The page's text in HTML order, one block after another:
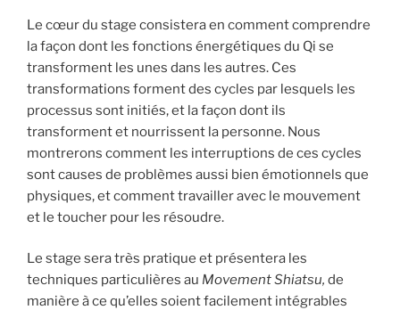
Le cœur du stage consistera en comment comprendre
la façon dont les fonctions énergétiques du Qi se
transforment les unes dans les autres. Ces
transformations forment des cycles par lesquels les
processus sont initiés, et la façon dont ils
transforment et nourrissent la personne. Nous
montrerons comment les interruptions de ces cycles
sont causes de problèmes aussi bien émotionnels que
physiques, et comment travailler avec le mouvement
et le toucher pour les résoudre.
Le stage sera très pratique et présentera les
techniques particulières au Movement Shiatsu, de
manière à ce qu’elles soient facilement intégrables